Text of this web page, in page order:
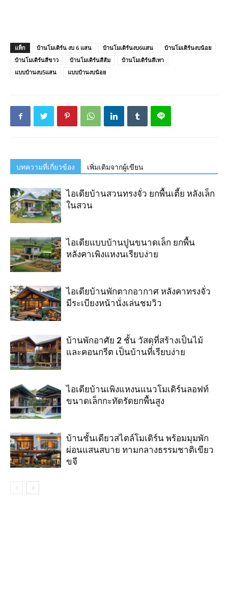
แท็ก บ้านโมเดิร์น งบ 6 แสน บ้านโมเดิร์นงบ6แสน
บ้านโมเดิร์นงบน้อย
บ้านโมเดิร์นสีขาว
บ้านโมเดิร์นสีส้ม
บ้านโมเดิร์นสีเทา
แบบบ้านงบ5แสน
แบบบ้านงบน้อย
บทความที่เกี่ยวข้อง เพิ่มเติมจากผู้เขียน
ไอเดียบ้านสวนทรงจั่ว ยกพื้นเตี้ย หลังเล็ก
ในสวน
ไอเดียแบบบ้านปูนขนาดเล็ก ยกพื้น
หลังคาเพิงแหงนเรียบง่าย
ไอเดียบ้านพักตากอากาศ หลังคาทรงจั่ว
มีระเบียงหน้านั่งเล่นชมวิว
บ้านพักอาศัย 2 ชั้น วัสดุที่สร้างเป็นไม้
และคอนกรีต เป็นบ้านที่เรียบง่าย
ไอเดียบ้านเพิงแหงนแนวโมเดิร์นลอฟท์
ขนาดเล็กกะทัดรัดยกพื้นสูง
บ้านชั้นเดียวสไตล์โมเดิร์น พร้อมมุมพัก
ผ่อนแสนสบาย ทามกลางธรรมชาติเขียว
ขจี